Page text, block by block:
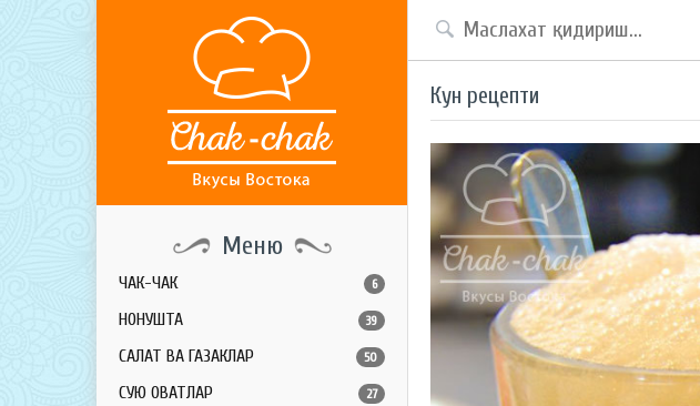
Меню
ЧАК-ЧАК 6
НОНУШТА 39
САЛАТ ВА ГАЗАКЛАР 50
СУЮҚ ОВҚАТЛАР 27
Кун рецепти